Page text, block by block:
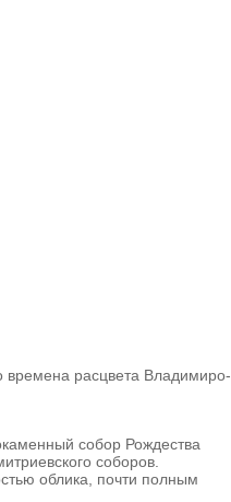
времена расцвета Владимиро-
собор Рождества
соборов.
облика, почти полным